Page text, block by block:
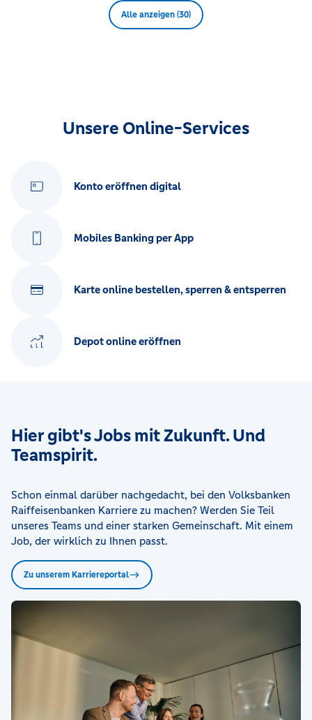
Alle anzeigen (30)
Unsere Online-Services
Konto eröffnen digital
Mobiles Banking per App
Karte online bestellen, sperren & entsperren
Depot online eröffnen
Hier gibt's Jobs mit Zukunft. Und
Teamspirit.
Schon einmal darüber nachgedacht, bei den Volksbanken
Raiffeisenbanken Karriere zu machen? Werden Sie Teil
unseres Teams und einer starken Gemeinschaft. Mit einem
Job, der wirklich zu Ihnen passt.
Zu unserem Karriereportal